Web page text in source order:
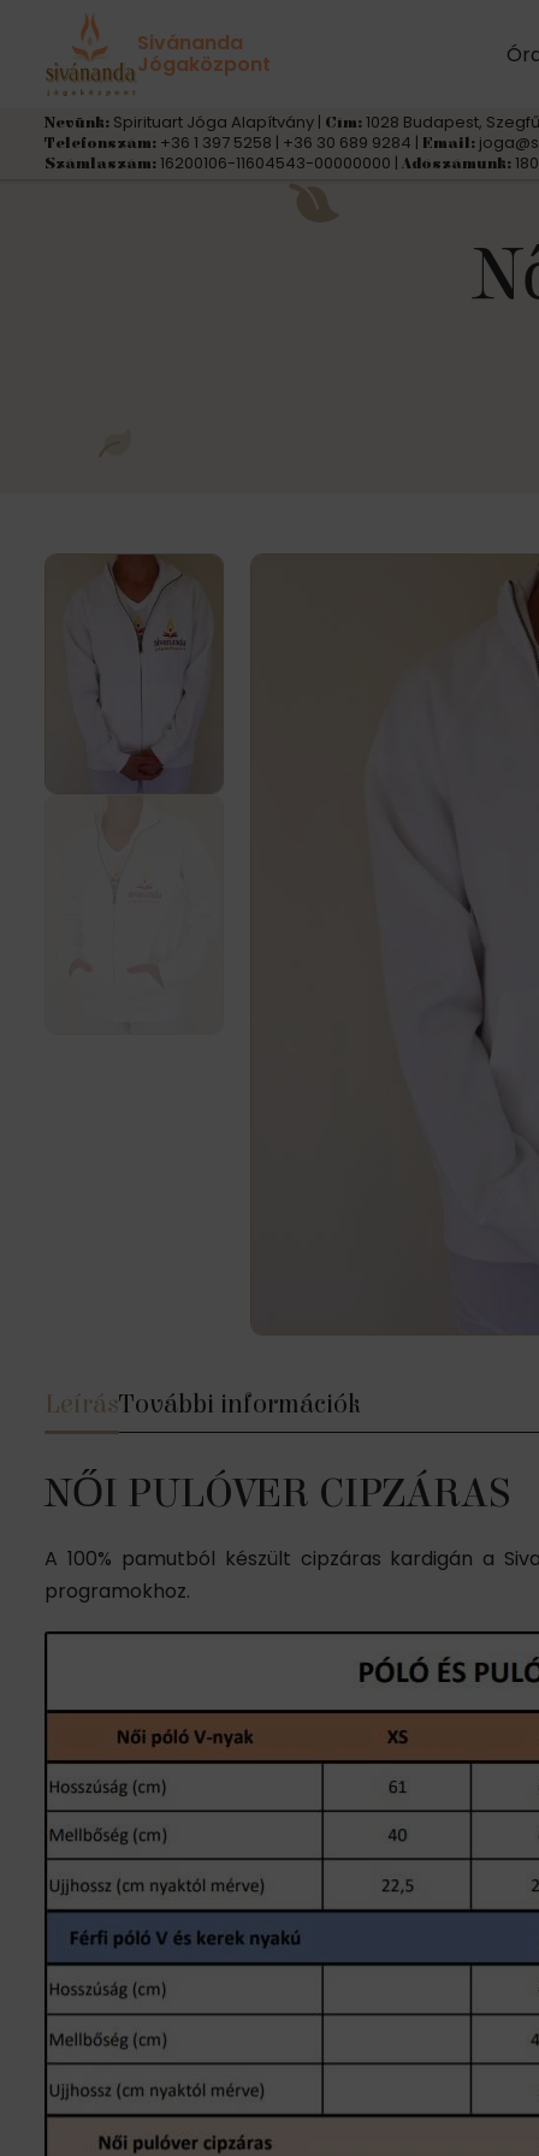
Sivánanda
Jógaközpont
Nevünk: Spirituart Jóga Alapítvány | Cím: 1028 Budapest,
Telefonszám: +36 1 397 5258 | +36 30 689 9284 | Email:
Számlaszám: 16200106-11604543-00000000 | Adószámunk:
LeírásTovábbi információk
NŐI PULÓVER CIPZÁRAS
A 100% pamutból készült cipzáras kardigán a
programokhoz.